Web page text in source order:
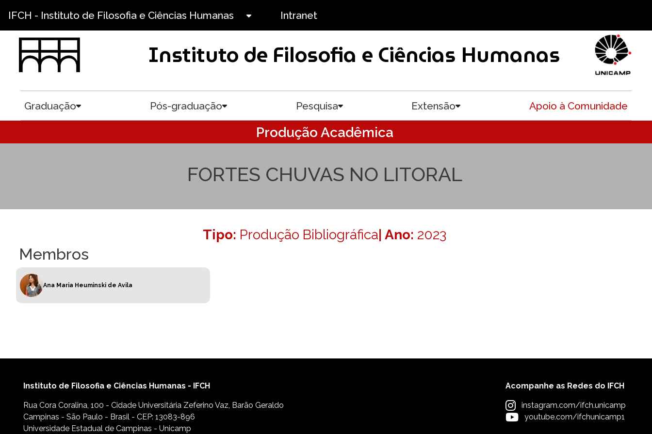
IFCH - Instituto de Filosofia e Ciências Humanas Intranet
Instituto de Filosofia e Ciências Humanas
Graduação Pós-graduação Pesquisa Extensão Apoio à Comunidade
Produção Acadêmica
FORTES CHUVAS NO LITORAL
Tipo: Produção Bibliográfica| Ano: 2023
Membros
Ana Maria Heuminski de Avila
Instituto de Filosofia e Ciências Humanas - IFCH
Rua Cora Coralina, 100 - Cidade Universitária Zeferino Vaz, Barão Geraldo
Campinas - São Paulo - Brasil - CEP: 13083-896
Universidade Estadual de Campinas - Unicamp
Acompanhe as Redes do IFCH
instagram.com/ifch.unicamp
youtube.com/ifchunicamp1